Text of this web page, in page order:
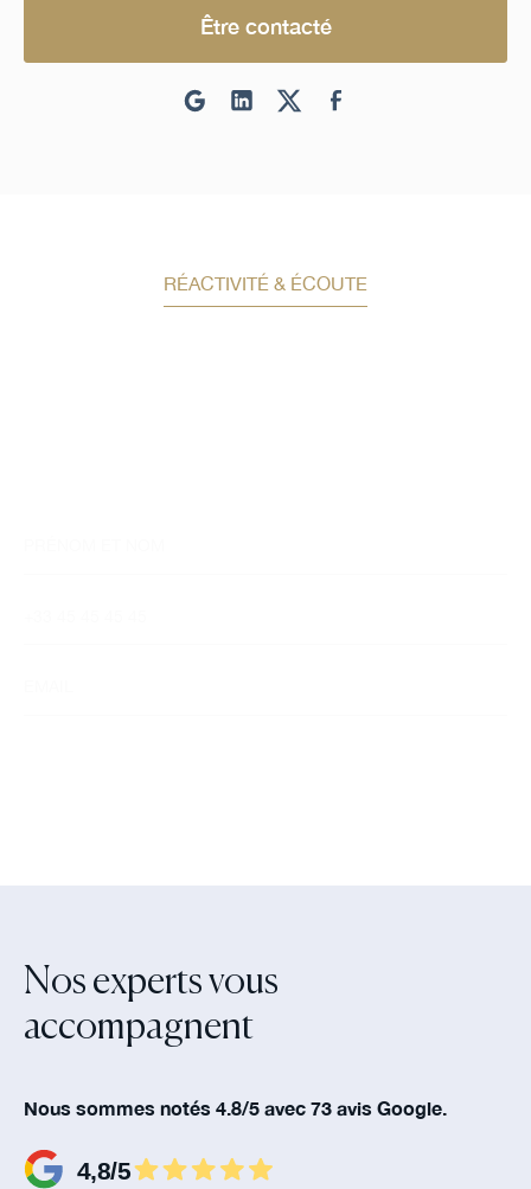
Être contacté
RÉACTIVITÉ & ÉCOUTE
Nos experts vous
accompagnent‍
Nous sommes notés 4.8/5 avec 73 avis Google.